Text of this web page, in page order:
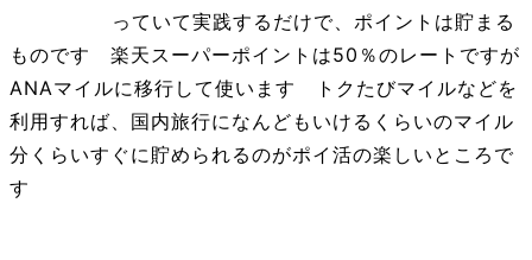
っていて実践するだけで、ポイントは貯まる
ものです 楽天スーパーポイントは50％のレートですが
ANAマイルに移行して使います トクたびマイルなどを
利用すれば、国内旅行になんどもいけるくらいのマイル
分くらいすぐに貯められるのがポイ活の楽しいところで
す